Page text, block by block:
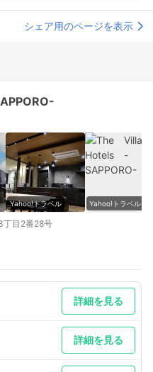
シェア用のページを表示
Yahoo!トラベル Yahoo!トラベル
丁目2番28号
詳細を見る
詳細を見る